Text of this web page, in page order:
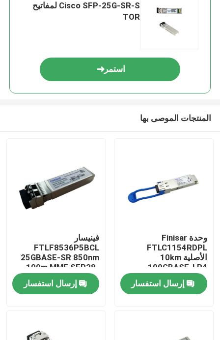
مسكن
Cisco SFP-25G-SR-S لمفاتيح
TOR
استمر
المنتجات الموصى بها
وحدة Finisar
FTLC1154RDPL
الأصلية 10km
100GBASE-LR4
QSFP28 SMF
Transceiver Optical
إرسال استفسار
فينيسار
FTLF8536P5BCL
25GBASE-SR 850nm
100m MMF SFP28-
25G-SR وحدة المرسل
البصريإرسال استفسار